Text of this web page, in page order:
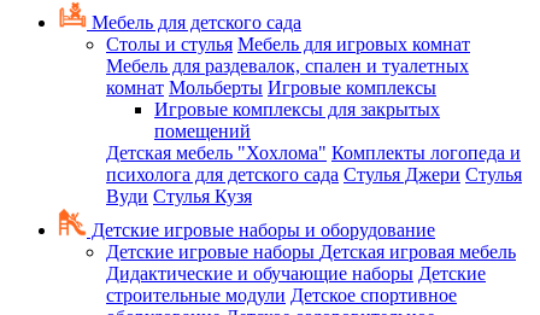
Мебель для детского сада
Столы и стулья Мебель для игровых комнат
Мебель для раздевалок, спален и туалетных
комнат Мольберты Игровые комплексы
Игровые комплексы для закрытых
помещений
Детская мебель "Хохлома" Комплекты логопеда и
психолога для детского сада Стулья Джери Стулья
Вуди Стулья Кузя
Детские игровые наборы и оборудование
Детские игровые наборы Детская игровая мебель
Дидактические и обучающие наборы Детские
строительные модули Детское спортивное